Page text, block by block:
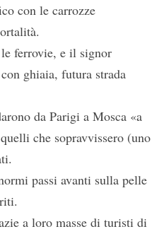
con le carrozze
ferrovie, e il signor
ghiaia, futura strada
da Parigi a Mosca «a
che sopravvissero (uno
passi avanti sulla pelle
a loro masse di turisti di